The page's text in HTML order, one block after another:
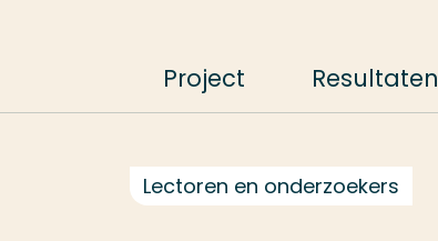
Project Resultaten
Lectoren en onderzoekers